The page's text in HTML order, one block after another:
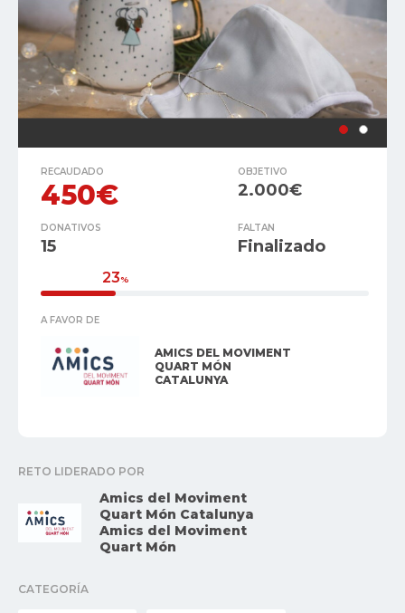
RECAUDADO
450€
OBJETIVO
2.000€
DONATIVOS
15
FALTAN
Finalizado
23%
A FAVOR DE
AMICS DEL MOVIMENT
QUART MÓN
CATALUNYA
RETO LIDERADO POR
Amics del Moviment
Quart Món Catalunya
Amics del Moviment
Quart Món
CATEGORÍA